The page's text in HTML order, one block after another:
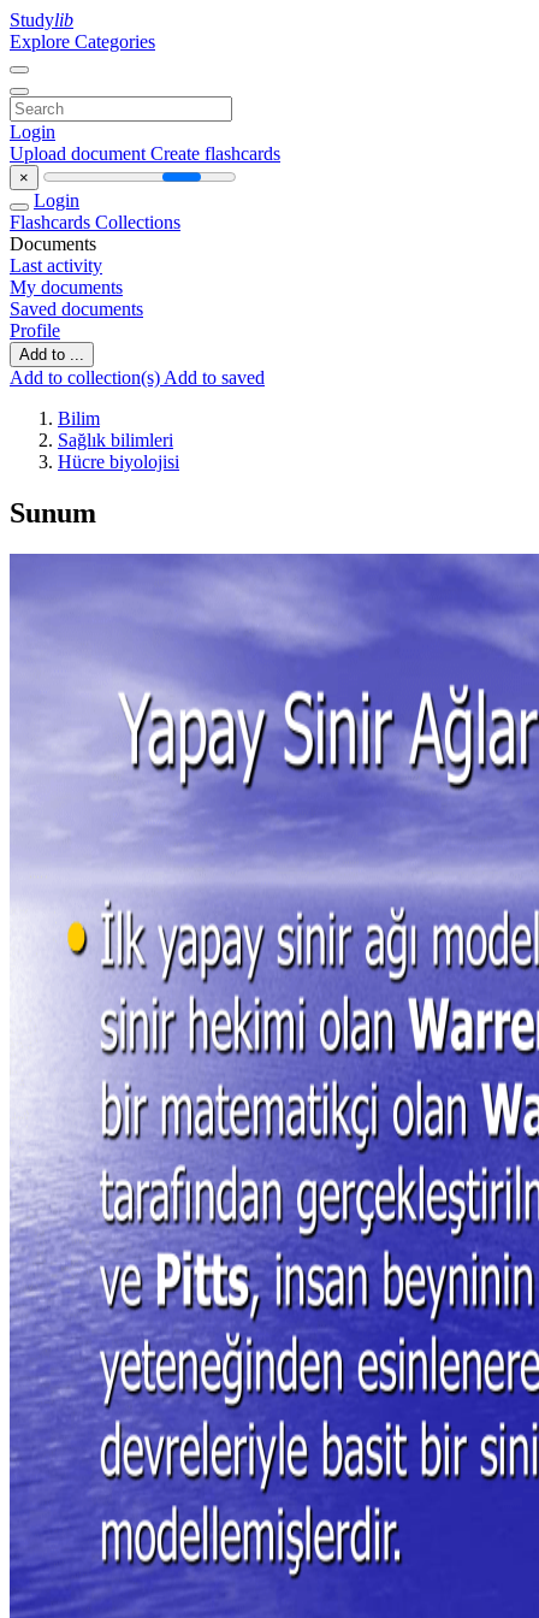
Studylib
Explore Categories
Login
Upload document Create flashcards
×
Login
Flashcards Collections
Documents
Last activity
My documents
Saved documents
Profile
Add to ...
Add to collection(s) Add to saved
Bilim
Sağlık bilimleri
Hücre biyolojisi
Sunum